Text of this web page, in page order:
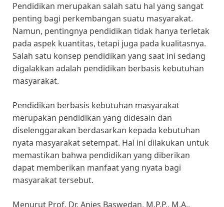
Pendidikan merupakan salah satu hal yang sangat
penting bagi perkembangan suatu masyarakat.
Namun, pentingnya pendidikan tidak hanya terletak
pada aspek kuantitas, tetapi juga pada kualitasnya.
Salah satu konsep pendidikan yang saat ini sedang
digalakkan adalah pendidikan berbasis kebutuhan
masyarakat.
Pendidikan berbasis kebutuhan masyarakat
merupakan pendidikan yang didesain dan
diselenggarakan berdasarkan kepada kebutuhan
nyata masyarakat setempat. Hal ini dilakukan untuk
memastikan bahwa pendidikan yang diberikan
dapat memberikan manfaat yang nyata bagi
masyarakat tersebut.
Menurut Prof. Dr. Anies Baswedan, M.P.P., M.A.,